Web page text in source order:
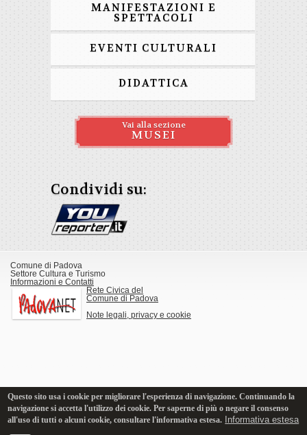
MANIFESTAZIONI E
SPETTACOLI
EVENTI CULTURALI
DIDATTICA
Vai alla sezione
MUSEI
Condividi su:
Comune di Padova
Settore Cultura e Turismo
Informazioni e Contatti
Rete Civica del
Comune di Padova
Note legali, privacy e cookie
Questo sito usa i cookie per migliorare l'esperienza di navigazione. Continuando la
navigazione si accetta l'utilizzo dei cookie. Per saperne di più o negare il consenso
all'uso di tutti o alcuni cookie, consultare l'informativa estesa. Informativa estesa